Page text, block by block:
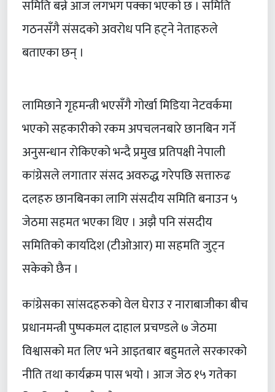
समिति बन्ने आज लगभग पक्का भएको छ । समिति
गठनसँगै संसदको अवरोध पनि हट्ने नेताहरुले
बताएका छन् ।
लामिछाने गृहमन्त्री भएसँगै गोर्खा मिडिया नेटवर्कमा
भएको सहकारीको रकम अपचलनबारे छानबिन गर्ने
अनुसन्धान रोकिएको भन्दै प्रमुख प्रतिपक्षी नेपाली
कांग्रेसले लगातार संसद अवरुद्ध गरेपछि सत्तारुढ
दलहरु छानबिनका लागि संसदीय समिति बनाउन ५
जेठमा सहमत भएका थिए । अझै पनि संसदीय
समितिको कार्यादेश (टीओआर) मा सहमति जुट्न
सकेको छैन ।
कांग्रेसका सांसदहरुको वेल घेराउ र नाराबाजीका बीच
प्रधानमन्त्री पुष्पकमल दाहाल प्रचण्डले ७ जेठमा
विश्वासको मत लिए भने आइतबार बहुमतले सरकारको
नीति तथा कार्यक्रम पास भयो । आज जेठ १५ गतेका